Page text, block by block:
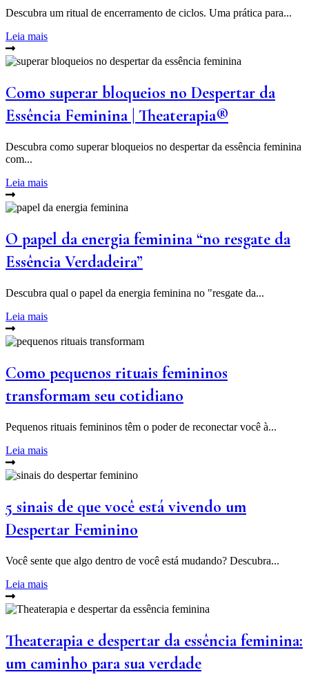
Descubra um ritual de encerramento de ciclos. Uma prática para...
Leia mais
Como superar bloqueios no Despertar da
Essência Feminina | Theaterapia®
Descubra como superar bloqueios no despertar da essência feminina
com...
Leia mais
O papel da energia feminina “no resgate da
Essência Verdadeira”
Descubra qual o papel da energia feminina no "resgate da...
Leia mais
Como pequenos rituais femininos
transformam seu cotidiano
Pequenos rituais femininos têm o poder de reconectar você à...
Leia mais
5 sinais de que você está vivendo um
Despertar Feminino
Você sente que algo dentro de você está mudando? Descubra...
Leia mais
Theaterapia e despertar da essência feminina:
um caminho para sua verdade